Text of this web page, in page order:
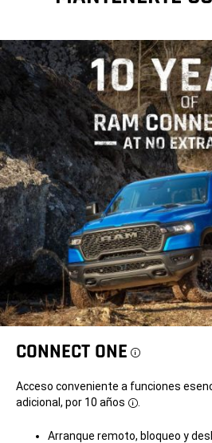
CONNECT ONE Disclosure
Acceso conveniente a funciones
adicional, por 10 años
Disclosure
Arranque remoto, bloqueo y